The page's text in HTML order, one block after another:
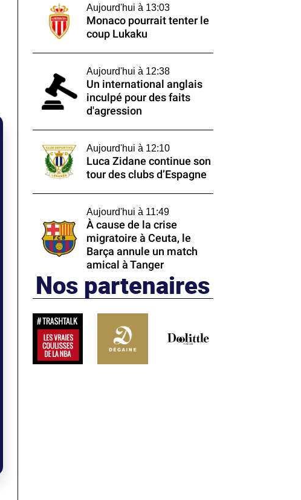
Aujourd'hui à 13:03
Monaco pourrait tenter le
coup Lukaku
Aujourd'hui à 12:38
Un international anglais
inculpé pour des faits
d'agression
Aujourd'hui à 12:10
Luca Zidane continue son
tour des clubs d’Espagne
Aujourd'hui à 11:49
À cause de la crise
migratoire à Ceuta, le
Barça annule un match
amical à Tanger
Nos partenaires